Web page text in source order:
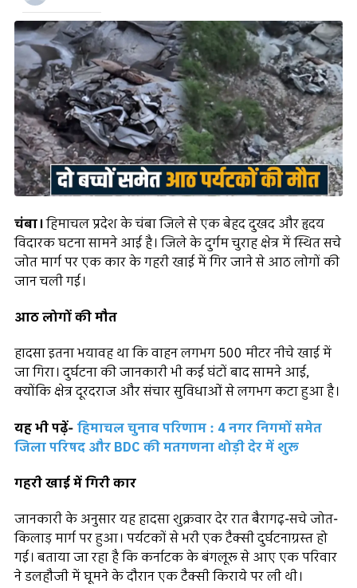
चंबा।हिमाचल प्रदेश के चंबा जिले से एक बेहद दुखद और हृदय
विदारक घटना सामने आई है। जिले के दुर्गम चुराह क्षेत्र में स्थित सचे
जोत मार्ग पर एक कार के गहरी खाई में गिर जाने से आठ लोगों की
जान चली गई।
आठ लोगों की मौत
हादसा इतना भयावह था कि वाहन लगभग 500 मीटर नीचे खाई में
जा गिरा। दुर्घटना की जानकारी भी कई घंटों बाद सामने आई,
क्योंकि क्षेत्र दूरदराज और संचार सुविधाओं से लगभग कटा हुआ है।
यह भी पढ़ें- हिमाचल चुनाव परिणाम : 4 नगर निगमों समेत
जिला परिषद और BDC की मतगणना थोड़ी देर में शुरू
गहरी खाई में गिरी कार
जानकारी के अनुसार यह हादसा शुक्रवार देर रात बैरागढ़-सचे जोत-
किलाड़ मार्ग पर हुआ। पर्यटकों से भरी एक टैक्सी दुर्घटनाग्रस्त हो
गई। बताया जा रहा है कि कर्नाटक के बंगलूरू से आए एक परिवार
ने डलहौजी में घूमने के दौरान एक टैक्सी किराये पर ली थी।